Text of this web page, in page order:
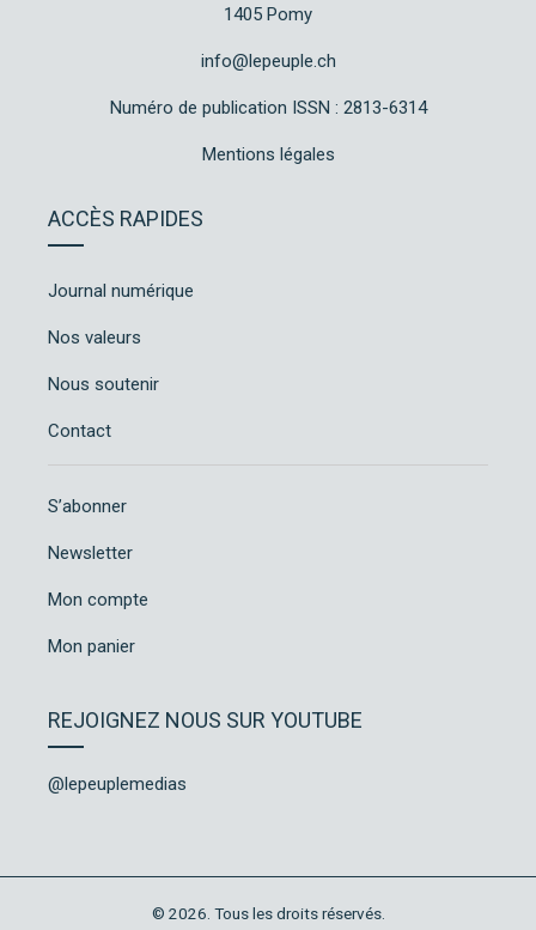
1405 Pomy
info@lepeuple.ch
Numéro de publication ISSN : 2813-6314
Mentions légales
ACCÈS RAPIDES
Journal numérique
Nos valeurs
Nous soutenir
Contact
S’abonner
Newsletter
Mon compte
Mon panier
REJOIGNEZ NOUS SUR YOUTUBE
@lepeuplemedias
© 2026. Tous les droits réservés.